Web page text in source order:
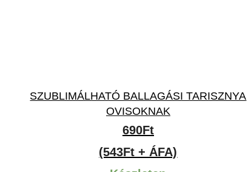
SZUBLIMÁLHATÓ BALLAGÁSI TARISZNYA
OVISOKNAK
690Ft
(543Ft + ÁFA)